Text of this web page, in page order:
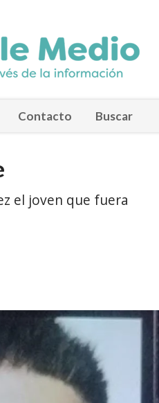
Contacto Buscar
el joven que fuera